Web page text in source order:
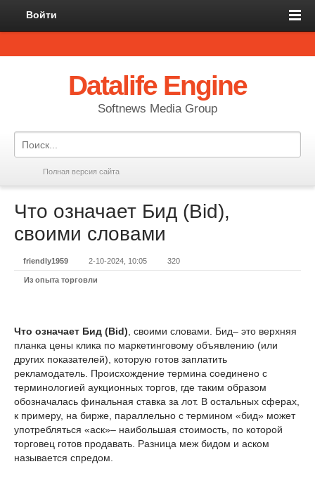
Войти
Datalife Engine
Softnews Media Group
Полная версия сайта
Что означает Бид (Bid),
своими словами
friendly1959 2-10-2024, 10:05 320
Из опыта торговли
Что означает Бид (Bid) , своими словами. Бид– это верхняя
планка цены клика по маркетинговому объявлению (или
других показателей), которую готов заплатить
рекламодатель. Происхождение термина соединено с
терминологией аукционных торгов, где таким образом
обозначалась финальная ставка за лот. В остальных сферах,
к примеру, на бирже, параллельно с термином «бид» может
употребляться «аск»– наибольшая стоимость, по которой
торговец готов продавать. Разница меж бидом и аском
называется спредом.